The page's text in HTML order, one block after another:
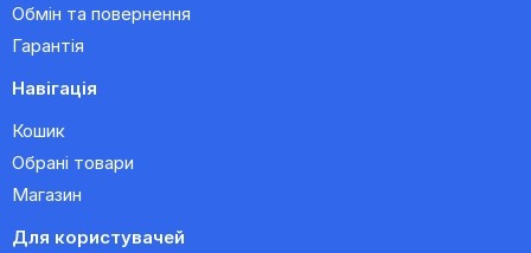
Обмін та повернення
Гарантія
Навігація
Кошик
Обрані товари
Магазин
Для користувачей